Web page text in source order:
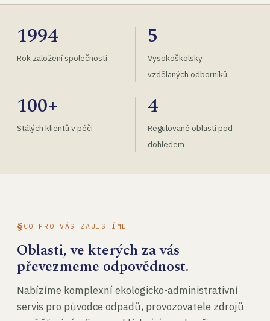
1994
Rok založení společnosti
5
Vysokoškolsky
vzdělaných odborníků
100+
Stálých klientů v péči
4
Regulované oblasti pod
dohledem
CO PRO VÁS ZAJISTÍME
Oblasti, ve kterých za vás
převezmeme odpovědnost.
Nabízíme komplexní ekologicko-administrativní
servis pro původce odpadů, provozovatele zdrojů